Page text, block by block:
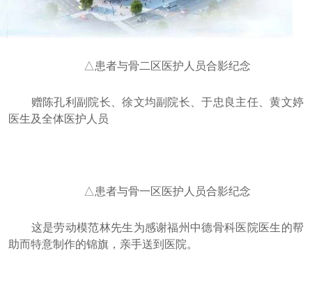
△患者与骨二区医护人员合影纪念
赠陈孔利副院长、徐文均副院长、于忠良主任、黄文婷
医生及全体医护人员
△患者与骨一区医护人员合影纪念
这是劳动模范林先生为感谢福州中德骨科医院医生的帮
助而特意制作的锦旗，亲手送到医院。